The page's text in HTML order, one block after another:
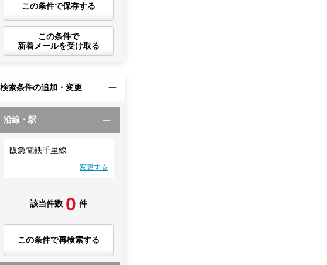
この条件で保存する
この条件で
新着メールを受け取る
検索条件の追加・変更
沿線・駅
阪急電鉄千里線
変更する
該当件数 0 件
この条件で再検索する